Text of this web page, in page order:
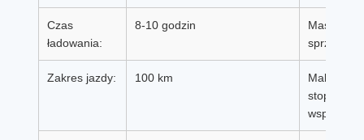
Czas
ładowania:
8-10 godzin
Masa
sprzętu:
Zakres jazdy: 100 km
stopień